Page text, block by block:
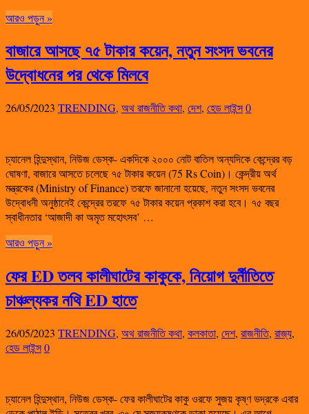
আরও পড়ুন »
বাজারে আসছে ৭৫ টাকার কয়েন, নতুন সংসদ ভবনের
উদ্বোধনের পর থেকে মিলবে
26/05/2023 TRENDING, অথ রাজনীতি কথা, দেশ, হেড লাইন্স0
চ্যানেল হিন্দুস্থান, নিউজ ডেস্ক- একদিকে ২০০০ নোট বাতিল অন্যদিকে কেন্দ্রের বড়
ঘোষণা, বাজারে আসতে চলেছে ৭৫ টাকার কয়েন (75 Rs Coin)। কেন্দ্রীয় অর্থ
মন্ত্রকের (Ministry of Finance) তরফে জানানো হয়েছে, নতুন সংসদ ভবনের
উদ্বোধনী অনুষ্ঠানেই কেন্দ্রের তরফে ৭৫ টাকার কয়েন প্রকাশ করা হবে। ৭৫ বছর
স্বাধীনতার ‘আজাদী কা অমৃত মহোৎসব’ …
আরও পড়ুন »
ফের ED তলব কালীঘাটের কাকুকে, নিয়োগ দুর্নীতিতে
চাঞ্চল্যকর নথি ED হাতে
26/05/2023 TRENDING, অথ রাজনীতি কথা, কলকাতা, দেশ, রাজনীতি, রাজ্য,
হেড লাইন্স0
চ্যানেল হিন্দুস্থান, নিউজ ডেস্ক- ফের কালীঘাটের কাকু ওরফে সুজয় কৃষ্ণ ভদ্রকে এবার